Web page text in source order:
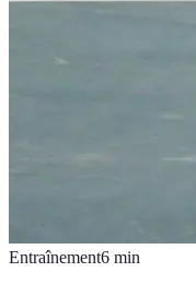
Entraînement6 min